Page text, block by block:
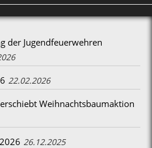
der Jugendfeuerwehren
22.02.2026
Weihnachtsbaumaktion
26.12.2025